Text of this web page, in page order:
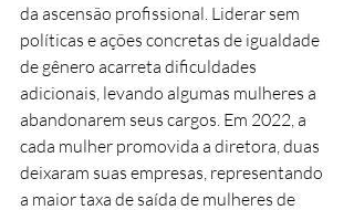
da ascensão profissional. Liderar sem
políticas e ações concretas de igualdade
de gênero acarreta dificuldades
adicionais, levando algumas mulheres a
abandonarem seus cargos. Em 2022, a
cada mulher promovida a diretora, duas
deixaram suas empresas, representando
a maior taxa de saída de mulheres de